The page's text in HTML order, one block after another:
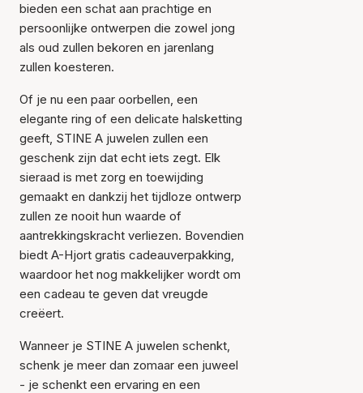
bieden een schat aan prachtige en
persoonlijke ontwerpen die zowel jong
als oud zullen bekoren en jarenlang
zullen koesteren.
Of je nu een paar oorbellen, een
elegante ring of een delicate halsketting
geeft, STINE A juwelen zullen een
geschenk zijn dat echt iets zegt. Elk
sieraad is met zorg en toewijding
gemaakt en dankzij het tijdloze ontwerp
zullen ze nooit hun waarde of
aantrekkingskracht verliezen. Bovendien
biedt A-Hjort gratis cadeauverpakking,
waardoor het nog makkelijker wordt om
een cadeau te geven dat vreugde
creëert.
Wanneer je STINE A juwelen schenkt,
schenk je meer dan zomaar een juweel
- je schenkt een ervaring en een